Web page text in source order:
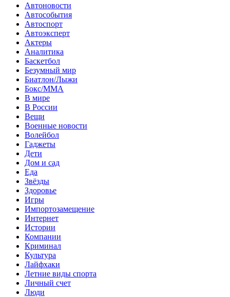
Автоновости
Автособытия
Автоспорт
Автоэксперт
Актеры
Аналитика
Баскетбол
Безумный мир
Биатлон/Лыжи
Бокс/MMA
В мире
В России
Вещи
Военные новости
Волейбол
Гаджеты
Дети
Дом и сад
Еда
Звёзды
Здоровье
Игры
Импортозамещение
Интернет
Истории
Компании
Криминал
Культура
Лайфхаки
Летние виды спорта
Личный счет
Люди